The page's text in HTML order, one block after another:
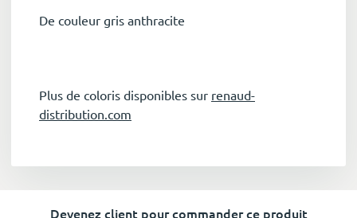
De couleur gris anthracite
Plus de coloris disponibles sur renaud-
distribution.com
Devenez client pour commander ce produit